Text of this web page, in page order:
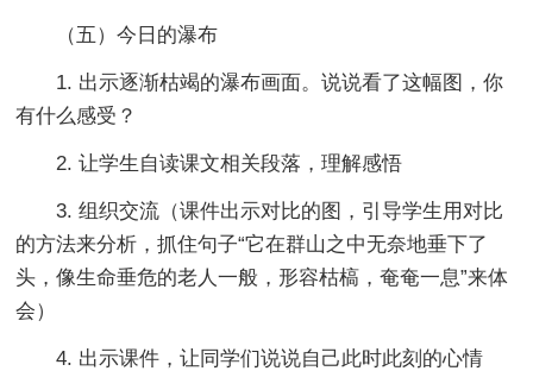
（五）今日的瀑布
1. 出示逐渐枯竭的瀑布画面。说说看了这幅图，你
有什么感受？
2. 让学生自读课文相关段落，理解感悟
3. 组织交流（课件出示对比的图，引导学生用对比
的方法来分析，抓住句子“它在群山之中无奈地垂下了
头，像生命垂危的老人一般，形容枯槁，奄奄一息”来体
会）
4. 出示课件，让同学们说说自己此时此刻的心情